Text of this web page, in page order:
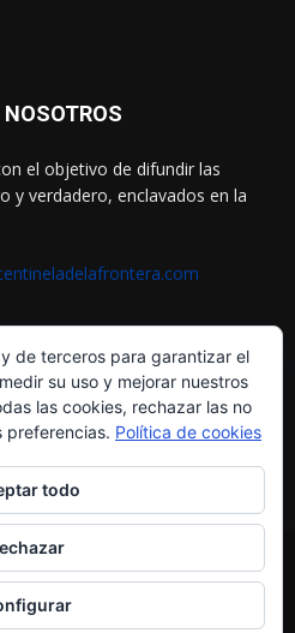
NOSOTROS
el objetivo de difundir las
y verdadero, enclavados en la
EN
byMultiServicios Helena
Política de Cookies
de terceros para garantizar el
su uso y mejorar nuestros
las cookies, rechazar las no
preferencias. Política de cookies
todo